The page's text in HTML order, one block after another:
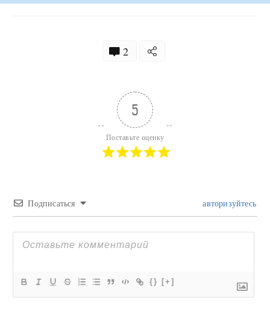
2
5
Поставьте оценку
Подписаться авторизуйтесь
{} [+]